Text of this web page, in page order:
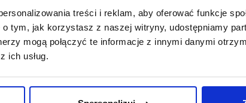
treści i reklam, aby oferować funkcje
tym, jak korzystasz z naszej witryny, udostępniamy
mogą połączyć te informacje z innymi danymi
ich usług.
wysokiej klasy urządzeń sprzątających. Nieustannie
na całym świecie. Projektując sprzęt, aktywnie
producent inteligentnych urządzeń sprzątających
takie jak roboty sprzątające, bezprzewodowe
którym zaskakują coraz bardziej wydajnym
wykorzystywane są 3 linii produkcyjnych.